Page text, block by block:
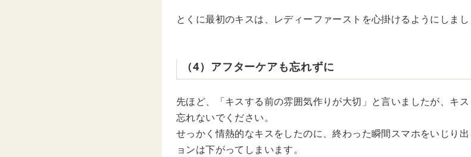
とくに最初のキスは、レディーファーストを心掛けるようにしまし
（4）アフターケアも忘れずに
先ほど、「キスする前の雰囲気作りが大切」と言いましたが、キ
忘れないでください。
せっかく情熱的なキスをしたのに、終わった瞬間スマホをいじり
ョンは下がってしまいます。